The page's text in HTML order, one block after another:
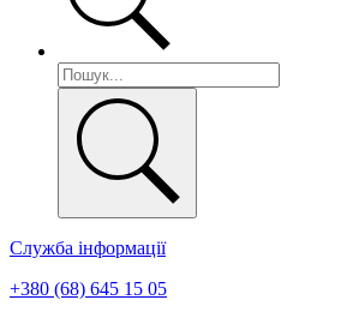
Служба інформації
+380 (68) 645 15 05